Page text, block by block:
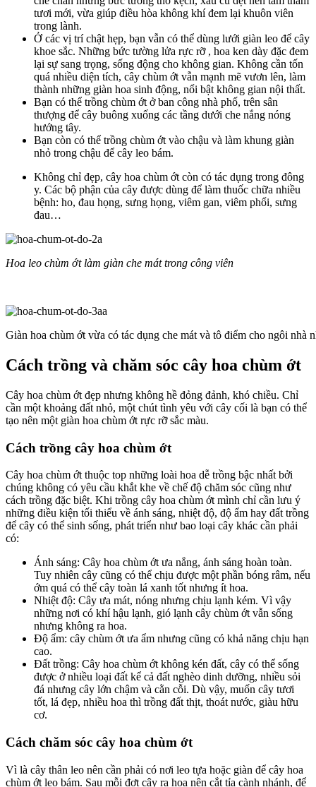
tươi mới, vừa giúp điều hòa không khí đem lại khuôn viên
trong lành.
Ở các vị trí chật hẹp, bạn vẫn có thể dùng lưới giàn leo để cây
khoe sắc. Những bức tường lửa rực rỡ , hoa ken dày đặc đem
lại sự sang trọng, sống động cho không gian. Không cần tốn
quá nhiều diện tích, cây chùm ớt vẫn mạnh mẽ vươn lên, làm
thành những giàn hoa sinh động, nổi bật không gian nội thất.
Bạn có thể trồng chùm ớt ở ban công nhà phố, trên sân
thượng để cây buông xuống các tầng dưới che nắng nóng
hướng tây.
Bạn còn có thể trồng chùm ớt vào chậu và làm khung giàn
nhỏ trong chậu để cây leo bám.
Không chỉ đẹp, cây hoa chùm ớt còn có tác dụng trong đông
y. Các bộ phận của cây được dùng để làm thuốc chữa nhiều
bệnh: ho, đau họng, sưng họng, viêm gan, viêm phổi, sưng
đau…
Hoa leo chùm ớt làm giàn che mát trong công viên
Giàn hoa chùm ớt vừa có tác dụng che mát và tô điểm cho ngôi nhà
Cách trồng và chăm sóc cây hoa chùm ớt
Cây hoa chùm ớt đẹp nhưng không hề đỏng đảnh, khó chiều. Chỉ
cần một khoảng đất nhỏ, một chút tình yêu với cây cối là bạn có thể
tạo nên một giàn hoa chùm ớt rực rỡ sắc màu.
Cách trồng cây hoa chùm ớt
Cây hoa chùm ớt thuộc top những loài hoa dễ trồng bậc nhất bởi
chúng không có yêu cầu khắt khe về chế độ chăm sóc cũng như
cách trồng đặc biệt. Khi trồng cây hoa chùm ớt mình chỉ cần lưu ý
những điều kiện tối thiểu về ánh sáng, nhiệt độ, độ ẩm hay đất trồng
để cây có thể sinh sống, phát triển như bao loại cây khác cần phải
có:
Ánh sáng: Cây hoa chùm ớt ưa nắng, ánh sáng hoàn toàn.
Tuy nhiên cây cũng có thể chịu được một phần bóng râm, nếu
ớm quá có thể cây toàn lá xanh tốt nhưng ít hoa.
Nhiệt độ: Cây ưa mát, nóng nhưng chịu lạnh kém. Vì vậy
những nơi có khí hậu lạnh, gió lạnh cây chùm ớt vẫn sống
nhưng không ra hoa.
Độ ẩm: cây chùm ớt ưa ẩm nhưng cũng có khả năng chịu hạn
cao.
Đất trồng: Cây hoa chùm ớt không kén đất, cây có thể sống
được ở nhiều loại đất kể cả đất nghèo dinh dưỡng, nhiều sỏi
đá nhưng cây lớn chậm và cằn cỗi. Dù vậy, muốn cây tươi
tốt, lá đẹp, nhiều hoa thì trồng đất thịt, thoát nước, giàu hữu
cơ.
Cách chăm sóc cây hoa chùm ớt
Vì là cây thân leo nên cần phải có nơi leo tựa hoặc giàn để cây hoa
chùm ớt leo bám. Sau mỗi đợt cây ra hoa nên cắt tỉa cành nhánh, để